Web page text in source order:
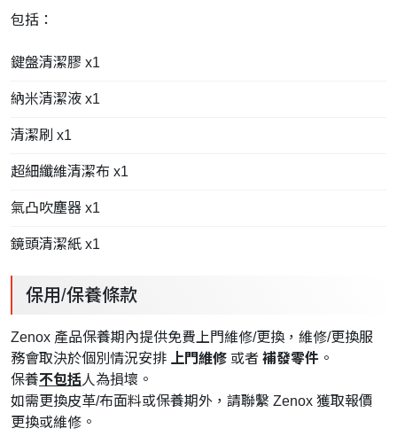
包括：
鍵盤清潔膠 x1
納米清潔液 x1
清潔刷 x1
超細纖維清潔布 x1
氣凸吹塵器 x1
鏡頭清潔紙 x1
保用/保養條款
Zenox 產品保養期內提供免費上門維修/更換，維修/更換服
務會取決於個別情況安排
上門維修 或者 補發零件 。
保養不包括 人為損壞。
如需更換皮革/布面料或保養期外，請聯繫 Zenox 獲取報價
更換或維修。